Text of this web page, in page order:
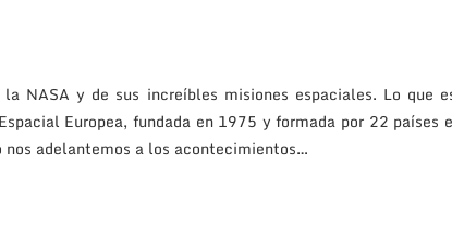
NASA y de sus increíbles misiones espaciales. Lo que
Europea, fundada en 1975 y formada por 22 países
nos adelantemos a los acontecimientos…